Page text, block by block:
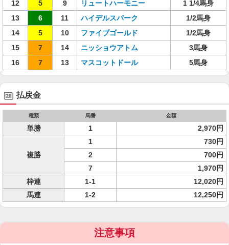
12
5 9 リュートハーモニー
1 1/4馬身
13
6 11 ハイデルスパーク
1/2馬身
14
5 10 ファイブゴールド
1/2馬身
15
7 14 ニッショウアトム
3馬身
16
7 13 マスコットドール 5馬身
払戻金
種類 馬番 金額
単勝 1 2,970円
複勝
1
730円
2
700円
7
1,970円
枠連
1-1
12,020円
馬連
1-2 12,250円
注意事項